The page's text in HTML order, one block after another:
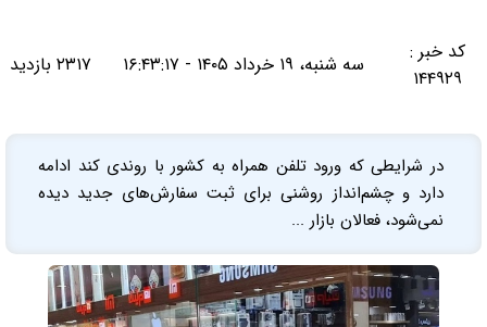
کد خبر :
۱۴۴۹۲۹
سه شنبه، ۱۹ خرداد ۱۴۰۵ - ۱۶:۴۳:۱۷ ۲۳۱۷ بازدید
در شرایطی که ورود تلفن همراه به کشور با روندی کند ادامه
دارد و چشم‌انداز روشنی برای ثبت سفارش‌های جدید دیده
نمی‌شود، فعالان بازار ...